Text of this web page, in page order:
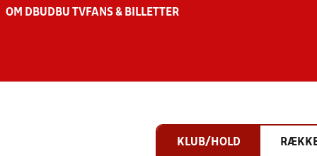
OM DBU DBU TV FANS & BILLETTER
KLUB/HOLD